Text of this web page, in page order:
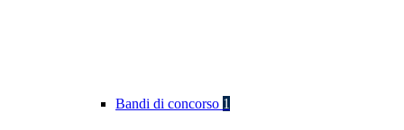
Bandi di concorso 1